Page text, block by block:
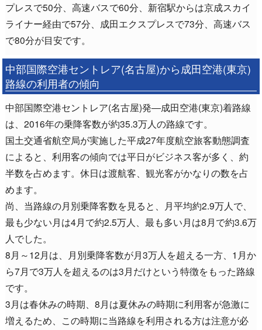
プレスで50分、高速バスで60分、新宿駅からは京成スカイ
ライナー経由で57分、成田エクスプレスで73分、高速バス
で80分が目安です。
中部国際空港セントレア(名古屋)から成田空港(東京)
路線の利用者の傾向
中部国際空港セントレア(名古屋)発―成田空港(東京)着路線
は、2016年の乗降客数が約35.3万人の路線です。
国土交通省航空局が実施した平成27年度航空旅客動態調査
によると、利用客の傾向では平日がビジネス客が多く、約
半数を占めます。休日は渡航客、観光客がかなりの数を占
めます。
尚、当路線の月別乗降客数を見ると、月平均約2.9万人で、
最も少ない月は4月で約2.5万人、最も多い月は8月で約3.6万
人でした。
8月～12月は、月別乗降客数が月3万人を超える一方、1月か
ら7月で3万人を超えるのは3月だけという特徴をもった路線
です。
3月は春休みの時期、8月は夏休みの時期に利用客が急激に
増えるため、この時期に当路線を利用される方は注意が必